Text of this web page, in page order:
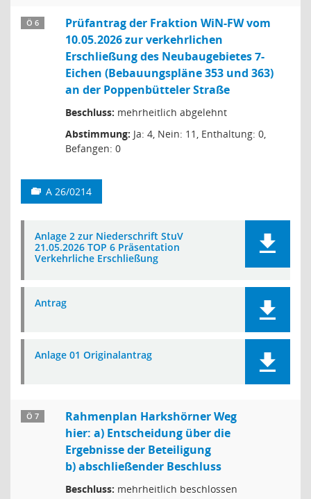
Ö 6
Prüfantrag der Fraktion WiN-FW vom
10.05.2026 zur verkehrlichen
Erschließung des Neubaugebietes 7-
Eichen (Bebauungspläne 353 und 363)
an der Poppenbütteler Straße
Beschluss: mehrheitlich abgelehnt
Abstimmung: Ja: 4, Nein: 11, Enthaltung: 0,
Befangen: 0
A 26/0214
Anlage 2 zur Niederschrift StuV
21.05.2026 TOP 6 Präsentation
Verkehrliche Erschließung
Antrag
Anlage 01 Originalantrag
Ö 7
Rahmenplan Harkshörner Weg
hier: a) Entscheidung über die
Ergebnisse der Beteiligung
b) abschließender Beschluss
Beschluss: mehrheitlich beschlossen